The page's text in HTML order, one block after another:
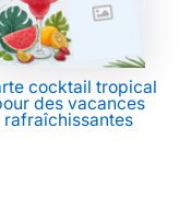
cocktail tropical
des vacances
rafraîchissantes